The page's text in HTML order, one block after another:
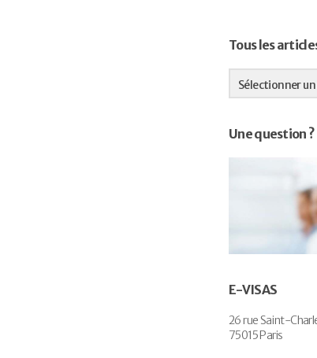
Tous les
Tous
les
articles
Sélectionner
Une question
E-VISAS
26 rue Saint-
75015 Paris